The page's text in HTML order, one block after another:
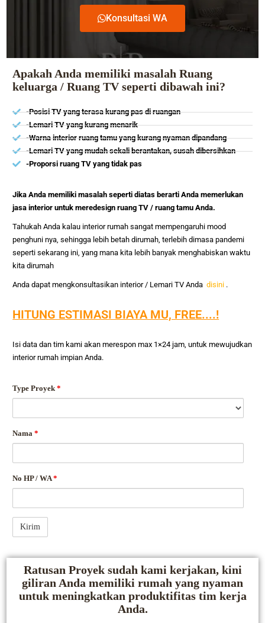
Konsultasi WA
Apakah Anda memiliki masalah Ruang
keluarga / Ruang TV seperti dibawah ini?
-Posisi TV yang terasa kurang pas di ruangan
-Lemari TV yang kurang menarik
-Warna interior ruang tamu yang kurang nyaman dipandang
-Lemari TV yang mudah sekali berantakan, susah dibersihkan
-Proporsi ruang TV yang tidak pas
Jika Anda memiliki masalah seperti diatas berarti Anda memerlukan
jasa interior untuk meredesign ruang TV / ruang tamu Anda.
Tahukah Anda kalau interior rumah sangat mempengaruhi mood
penghuni nya, sehingga lebih betah dirumah, terlebih dimasa pandemi
seperti sekarang ini, yang mana kita lebih banyak menghabiskan waktu
kita dirumah
Anda dapat mengkonsultasikan interior / Lemari TV Andadisini .
HITUNG ESTIMASI BIAYA MU, FREE....!
Isi data dan tim kami akan merespon max 1×24 jam, untuk mewujudkan
interior rumah impian Anda.
Type Proyek*
Nama*
No HP / WA*
Ratusan Proyek sudah kami kerjakan, kini
giliran Anda memiliki rumah yang nyaman
untuk meningkatkan produktifitas tim kerja
Anda.